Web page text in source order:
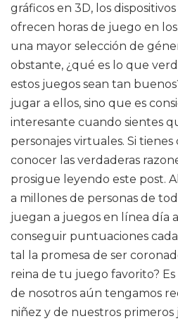
gráficos en 3D, los
ofrecen horas de juego en
una mayor selección de
obstante, ¿qué es lo que
estos juegos sean tan
jugar a ellos, sino que es
interesante cuando sientes
personajes virtuales. Si
conocer las verdaderas
prosigue leyendo este post.
a millones de personas de
juegan a juegos en línea día
conseguir puntuaciones
tal la promesa de ser
reina de tu juego favorito?
de nosotros aún tengamos
niñez y de nuestros primeros